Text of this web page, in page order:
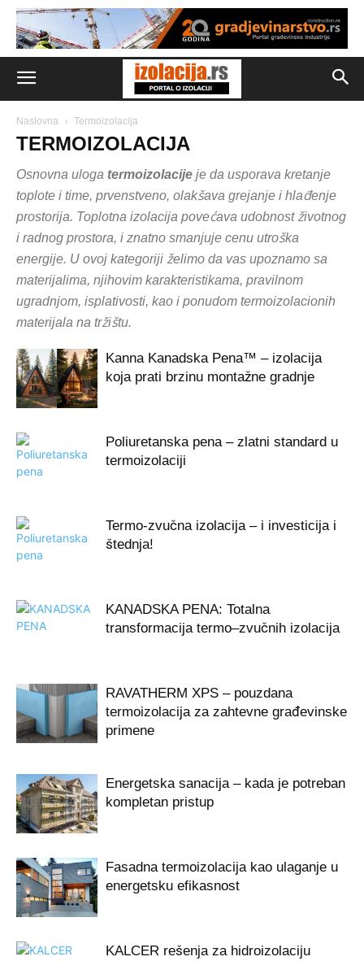
Naslovna Termoizolacija
TERMOIZOLACIJA
Osnovna uloga termoizolacije je da usporava kretanje
toplote i time, prvenstveno, olakšava grejanje i hlađenje
prostorija. Toplotna izolacija povećava udobnost životnog
i radnog prostora, i znatno smanjuje cenu utroška
energije. U ovoj kategoriji želimo da vas upoznamo sa
materijalima, njihovim karakteristikama, pravilnom
ugradnjom, isplativosti, kao i ponudom termoizolacionih
materijala na tržištu.
Kanna Kanadska Pena™ – izolacija
koja prati brzinu montažne gradnje
Poliuretanska pena – zlatni standard u
termoizolaciji
Termo-zvučna izolacija – i investicija i
štednja!
KANADSKA PENA: Totalna
transformacija termo–zvučnih izolacija
RAVATHERM XPS – pouzdana
termoizolacija za zahtevne građevinske
primene
Energetska sanacija – kada je potreban
kompletan pristup
Fasadna termoizolacija kao ulaganje u
energetsku efikasnost
KALCER rešenja za hidroizolaciju